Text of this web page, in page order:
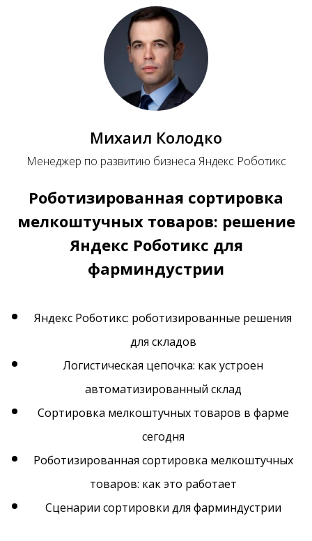
Михаил Колодко
Менеджер по развитию бизнеса Яндекс Роботикс
Роботизированная сортировка
мелкоштучных товаров: решение
Яндекс Роботикс для
фарминдустрии
Яндекс Роботикс: роботизированные решения
для складов
Логистическая цепочка: как устроен
автоматизированный склад
Сортировка мелкоштучных товаров в фарме
сегодня
Роботизированная сортировка мелкоштучных
товаров: как это работает
Сценарии сортировки для фарминдустрии